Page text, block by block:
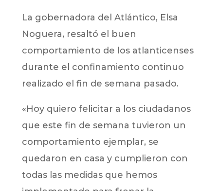
La gobernadora del Atlántico, Elsa
Noguera, resaltó el buen
comportamiento de los atlanticenses
durante el confinamiento continuo
realizado el fin de semana pasado.
«Hoy quiero felicitar a los ciudadanos
que este fin de semana tuvieron un
comportamiento ejemplar, se
quedaron en casa y cumplieron con
todas las medidas que hemos